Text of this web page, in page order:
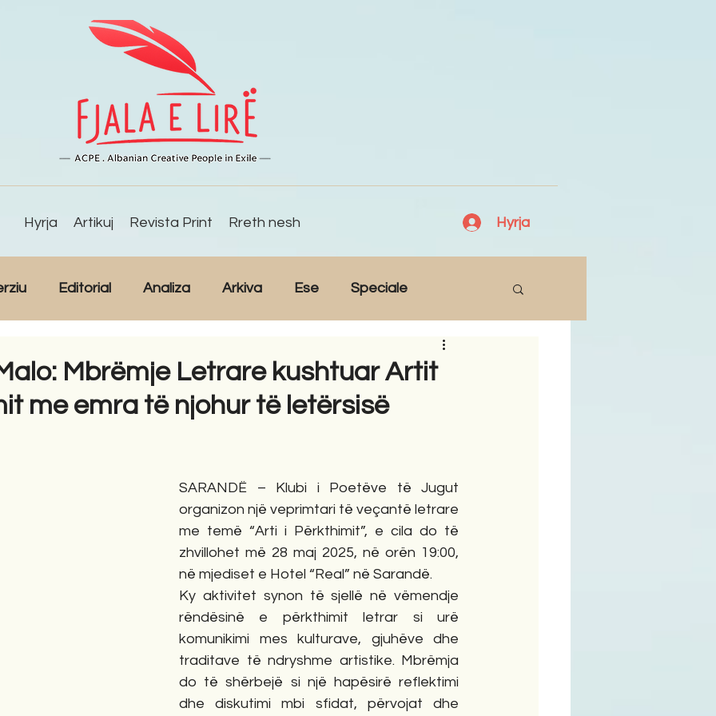
Hyrja Artikuj Revista Print Rreth nesh Hyrja
Editorial Analiza Arkiva Ese Speciale
Novela Romane English Përkthime
Mbrëmje Letrare kushtuar Artit
me emra të njohur të letërsisë
SARANDË – Klubi i Poetëve të Jugut
organizon një veprimtari të veçantë letrare
me temë “Arti i Përkthimit”, e cila do të
zhvillohet më 28 maj 2025, në orën 19:00,
në mjediset e Hotel “Real” në Sarandë.
Ky aktivitet synon të sjellë në vëmendje
rëndësinë e përkthimit letrar si urë
komunikimi mes kulturave, gjuhëve dhe
traditave të ndryshme artistike. Mbrëmja
do të shërbejë si një hapësirë reflektimi
dhe diskutimi mbi sfidat, përvojat dhe